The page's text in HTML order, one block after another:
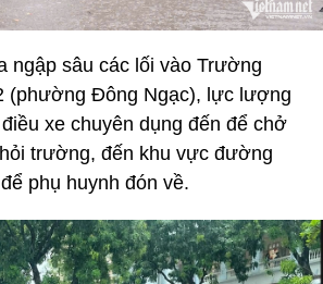
ngập sâu các lối vào Trường
(phường Đông Ngạc), lực lượng
xe chuyên dụng đến để chở
trường, đến khu vực đường
phụ huynh đón về.